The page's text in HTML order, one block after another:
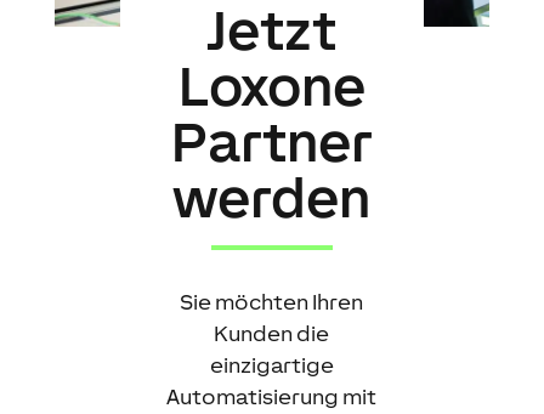
Jetzt
Loxone
Partner
werden
Sie möchten Ihren
Kunden die
einzigartige
Automatisierung mit